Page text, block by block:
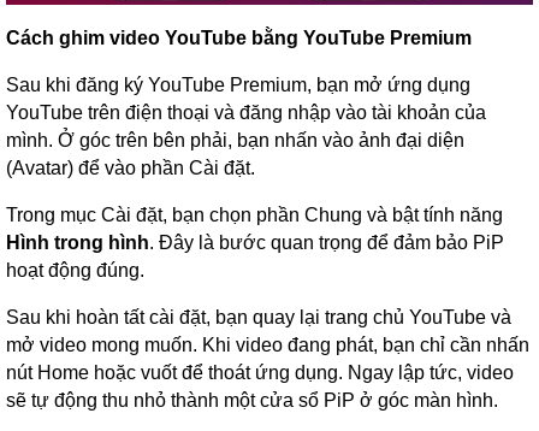
Cách ghim video YouTube bằng YouTube Premium
Sau khi đăng ký YouTube Premium, bạn mở ứng dụng
YouTube trên điện thoại và đăng nhập vào tài khoản của
mình. Ở góc trên bên phải, bạn nhấn vào ảnh đại diện
(Avatar) để vào phần Cài đặt.
Trong mục Cài đặt, bạn chọn phần Chung và bật tính năng
Hình trong hình. Đây là bước quan trọng để đảm bảo PiP
hoạt động đúng.
Sau khi hoàn tất cài đặt, bạn quay lại trang chủ YouTube và
mở video mong muốn. Khi video đang phát, bạn chỉ cần nhấn
nút Home hoặc vuốt để thoát ứng dụng. Ngay lập tức, video
sẽ tự động thu nhỏ thành một cửa sổ PiP ở góc màn hình.